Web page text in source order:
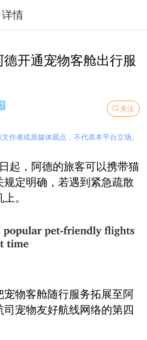
详情
开通宠物客舱出行服
关注
作者或原媒体观点，不代表本平台立场。
起，阿德的旅客可以携带猫
定明确，若遇到紧急疏散
。
物客舱随行服务拓展至阿
宠物友好航线网络的第四